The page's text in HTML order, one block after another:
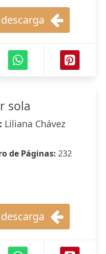
sola
Liliana Chávez
de Páginas: 232